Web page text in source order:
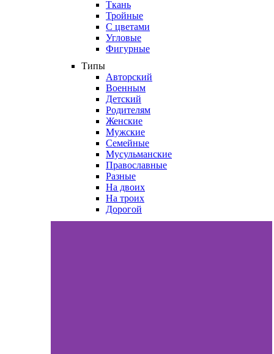
Ткань
Тройные
С цветами
Угловые
Фигурные
Типы
Авторский
Военным
Детский
Родителям
Женские
Мужские
Семейные
Мусульманские
Православные
Разные
На двоих
На троих
Дорогой